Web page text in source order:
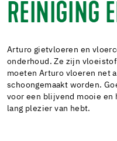
REINIGING
Arturo gietvloeren en
onderhoud. Ze zijn
moeten Arturo vloeren net
schoongemaakt worden.
voor een blijvend mooie en
lang plezier van hebt.